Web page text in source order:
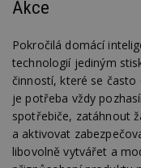
Akce
Pokročilá domácí
technologií jediným
činností, které se
je potřeba vždy
spotřebiče, zatáhnout
a aktivovat
libovolně vytvářet a